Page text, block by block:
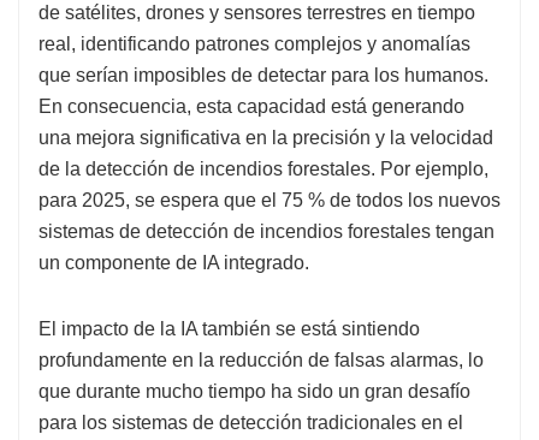
de satélites, drones y sensores terrestres en tiempo
real, identificando patrones complejos y anomalías
que serían imposibles de detectar para los humanos.
En consecuencia, esta capacidad está generando
una mejora significativa en la precisión y la velocidad
de la detección de incendios forestales. Por ejemplo,
para 2025, se espera que el 75 % de todos los nuevos
sistemas de detección de incendios forestales tengan
un componente de IA integrado.
El impacto de la IA también se está sintiendo
profundamente en la reducción de falsas alarmas, lo
que durante mucho tiempo ha sido un gran desafío
para los sistemas de detección tradicionales en el